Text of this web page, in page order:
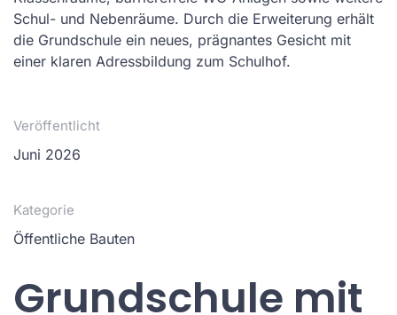
Schul- und Nebenräume. Durch die Erweiterung erhält
die Grundschule ein neues, prägnantes Gesicht mit
einer klaren Adressbildung zum Schulhof.
Veröffentlicht
Juni 2026
Kategorie
Öffentliche Bauten
Grundschule mit